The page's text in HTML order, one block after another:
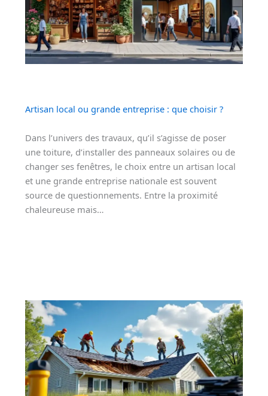
Artisan local ou grande entreprise : que choisir ?
Dans l’univers des travaux, qu’il s’agisse de poser
une toiture, d’installer des panneaux solaires ou de
changer ses fenêtres, le choix entre un artisan local
et une grande entreprise nationale est souvent
source de questionnements. Entre la proximité
chaleureuse mais…